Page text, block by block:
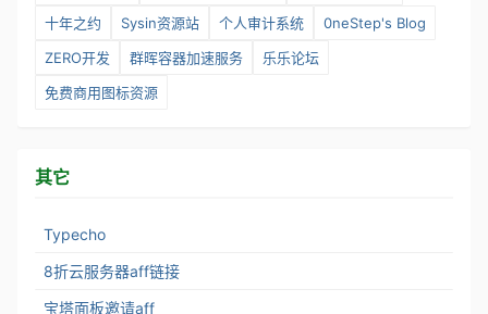
十年之约
Sysin资源站 个人审计系统
0neStep's Blog
ZERO开发
群晖容器加速服务
乐乐论坛
免费商用图标资源
其它
Typecho
8折云服务器aff链接
宝塔面板邀请aff